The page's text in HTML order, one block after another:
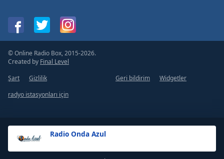
Radio Onda Azul
© Online Radio Box, 2015-2026.
Created by Final Level
Şart
Gizlilik Geri bildirim
Widgetler
radyo istasyonları için